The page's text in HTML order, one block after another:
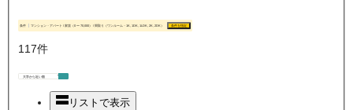
条件 マンション・アパート / 家賃（0 〜 70,000） / 間取り（ワンルーム・1K, 1DK, 1LDK, 2K, 2DK） 条件を指定
117件
リストで表示